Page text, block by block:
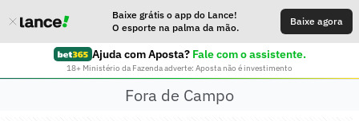
Baixe grátis o app do Lance!
O esporte na palma da mão.
Baixe agora
Ajuda com Aposta? Fale com o assistente.
18+ Ministério da Fazenda adverte: Aposta não é investimento
Fora de Campo